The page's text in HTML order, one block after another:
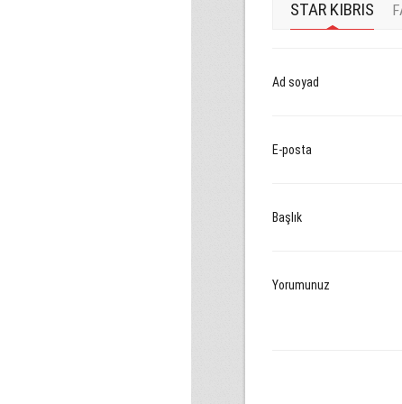
STAR KIBRIS
Ad soyad
E-posta
Başlık
Yorumunuz